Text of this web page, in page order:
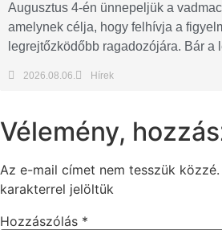
Augusztus 4-én ünnepeljük a
amelynek célja, hogy felhívja a
legrejtőzködőbb ragadozójára. Bár a
2026.08.06. Hírek
Vélemény,
Az e-mail címet nem tesszük közzé.
karakterrel jelöltük
Hozzászólás *